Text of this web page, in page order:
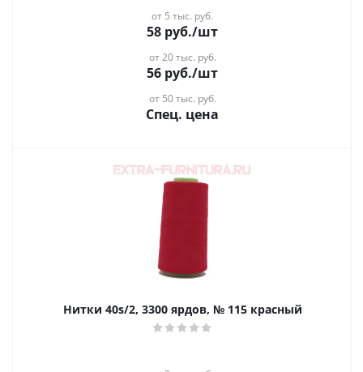
от 5 тыс. руб.
58 руб./шт
от 20 тыс. руб.
56 руб./шт
от 50 тыс. руб.
Спец. цена
Нитки 40s/2, 3300 ярдов, № 115 красный